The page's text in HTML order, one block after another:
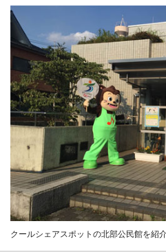
クールシェアスポットの北部公民館を紹